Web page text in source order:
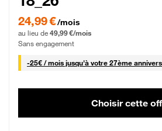
24,99 € par mois pendant 0 mois puis 49,99 €
24,99 €/mois
au lieu de 49,99 €/mois
Sans engagement
-25€ / mois25 € par mois
jusqu'à votre 27ème
Choisir cette